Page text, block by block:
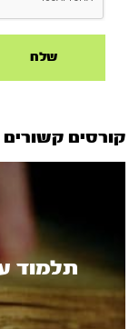
קורסים קשורים
תלמוד